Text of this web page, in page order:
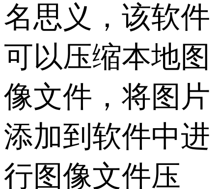
名思义，该软件
可以压缩本地图
像文件，将图片
添加到软件中进
行图像文件压